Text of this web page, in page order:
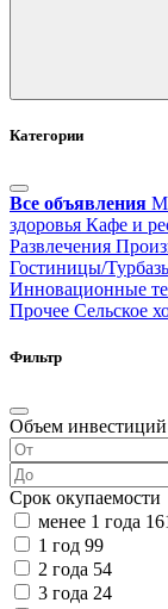
Категории
Все объявления
здоровья Кафе и
Развлечения
Гостиницы/
Инновационные
Прочее Сельское
Фильтр
Объем
Срок окупаемости
менее 1 года
1 год 99
2 года 54
3 года 24